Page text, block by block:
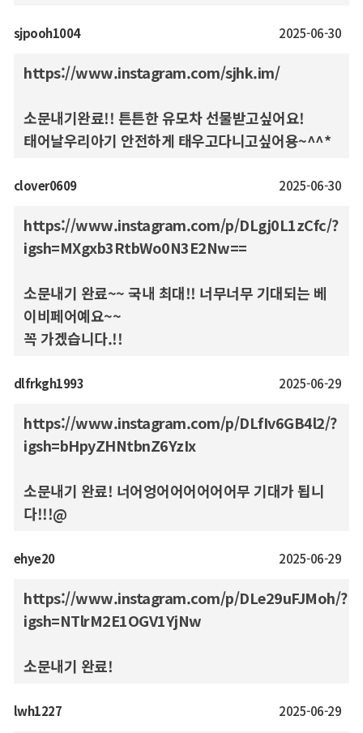
sjpooh1004 2025-06-30
https://www.instagram.com/sjhk.im/
소문내기완료!! 튼튼한 유모차 선물받고싶어요!
태어날우리아기 안전하게 태우고다니고싶어용~^^*
clover0609 2025-06-30
https://www.instagram.com/p/DLgj0L1zCfc/?
igsh=MXgxb3RtbWo0N3E2Nw==
소문내기 완료~~ 국내 최대!! 너무너무 기대되는 베
이비페어예요~~
꼭 가겠습니다.!!
dlfrkgh1993 2025-06-29
https://www.instagram.com/p/DLfIv6GB4l2/?
igsh=bHpyZHNtbnZ6YzIx
소문내기 완료! 너어엉어어어어어어무 기대가 됩니
다!!!@
ehye20 2025-06-29
https://www.instagram.com/p/DLe29uFJMoh/?
igsh=NTlrM2E1OGV1YjNw
소문내기 완료!
lwh1227 2025-06-29